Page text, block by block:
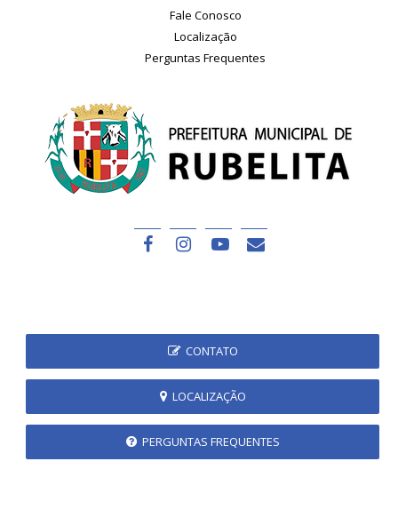
Fale Conosco
Localização
Perguntas Frequentes
CONTATO
LOCALIZAÇÃO
PERGUNTAS FREQUENTES